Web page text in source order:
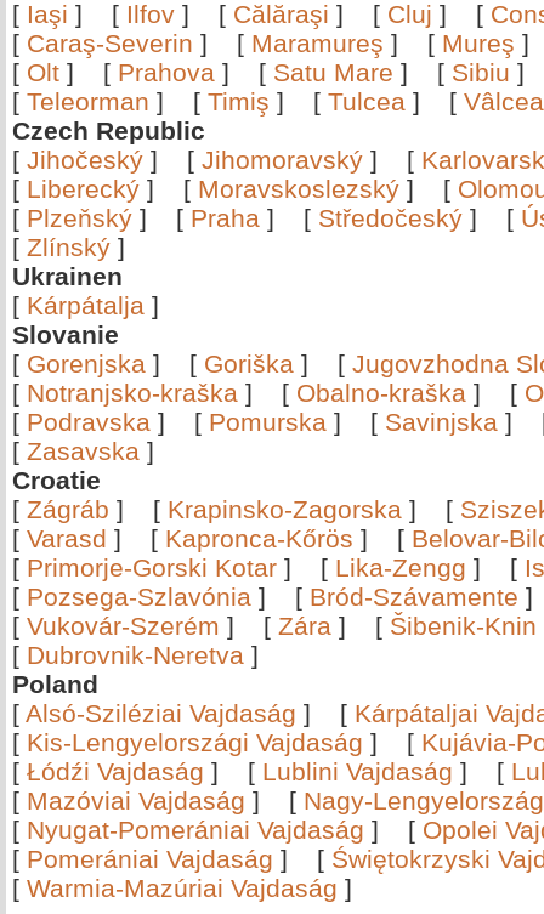
[ Iaşi ] [ Ilfov ] [ Călăraşi ] [ Cluj ] [
[ Caraş-Severin ] [ Maramureş ] [ Mureş
[ Olt ] [ Prahova ] [ Satu Mare ] [ Sibiu
[ Teleorman ] [ Timiş ] [ Tulcea ] [
Czech Republic
[ Jihočeský ] [ Jihomoravský ] [
[ Liberecký ] [ Moravskoslezský ] [
[ Plzeňský ] [ Praha ] [ Středočeský ] [
[ Zlínský ]
Ukrainen
[ Kárpátalja ]
Slovanie
[ Gorenjska ] [ Goriška ] [ Jugovzhodna
[ Notranjsko-kraška ] [ Obalno-kraška ] [
[ Podravska ] [ Pomurska ] [ Savinjska ]
[ Zasavska ]
Croatie
[ Zágráb ] [ Krapinsko-Zagorska ] [
[ Varasd ] [ Kapronca-Kőrös ] [ Belovar-
[ Primorje-Gorski Kotar ] [ Lika-Zengg ] [
[ Pozsega-Szlavónia ] [ Bród-Szávamente
[ Vukovár-Szerém ] [ Zára ] [ Šibenik-Knin
[ Dubrovnik-Neretva ]
Poland
[ Alsó-Sziléziai Vajdaság ] [ Kárpátaljai
[ Kis-Lengyelországi Vajdaság ] [ Kujávia-
[ Łódźi Vajdaság ] [ Lublini Vajdaság ] [
[ Mazóviai Vajdaság ] [ Nagy-
[ Nyugat-Pomerániai Vajdaság ] [ Opolei
[ Pomerániai Vajdaság ] [ Świętokrzyski
[ Warmia-Mazúriai Vajdaság ]